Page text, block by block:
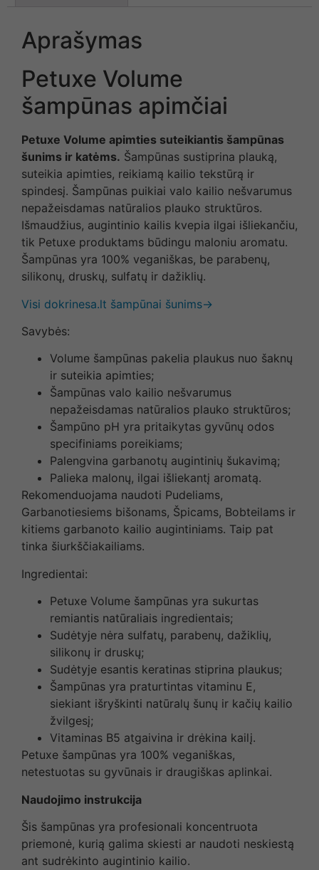
Aprašymas
Petuxe Volume
šampūnas apimčiai
Petuxe Volume apimties suteikiantis šampūnas
šunims ir katėms. Šampūnas sustiprina plauką,
suteikia apimties, reikiamą kailio tekstūrą ir
spindesį. Šampūnas puikiai valo kailio nešvarumus
nepažeisdamas natūralios plauko struktūros.
Išmaudžius, augintinio kailis kvepia ilgai išliekančiu,
tik Petuxe produktams būdingu maloniu aromatu.
Šampūnas yra 100% veganiškas, be parabenų,
silikonų, druskų, sulfatų ir dažiklių.
Visi dokrinesa.lt šampūnai šunims→
Savybės:
Volume šampūnas pakelia plaukus nuo šaknų
ir suteikia apimties;
Šampūnas valo kailio nešvarumus
nepažeisdamas natūralios plauko struktūros;
Šampūno pH yra pritaikytas gyvūnų odos
specifiniams poreikiams;
Palengvina garbanotų augintinių šukavimą;
Palieka malonų, ilgai išliekantį aromatą.
Rekomenduojama naudoti Pudeliams,
Garbanotiesiems bišonams, Špicams, Bobteilams ir
kitiems garbanoto kailio augintiniams. Taip pat
tinka šiurkščiakailiams.
Ingredientai:
Petuxe Volume šampūnas yra sukurtas
remiantis natūraliais ingredientais;
Sudėtyje nėra sulfatų, parabenų, dažiklių,
silikonų ir druskų;
Sudėtyje esantis keratinas stiprina plaukus;
Šampūnas yra praturtintas vitaminu E,
siekiant išryškinti natūralų šunų ir kačių kailio
žvilgesį;
Vitaminas B5 atgaivina ir drėkina kailį.
Petuxe šampūnas yra 100% veganiškas,
netestuotas su gyvūnais ir draugiškas aplinkai.
Naudojimo instrukcija
Šis šampūnas yra profesionali koncentruota
priemonė, kurią galima skiesti ar naudoti neskiestą
ant sudrėkinto augintinio kailio.